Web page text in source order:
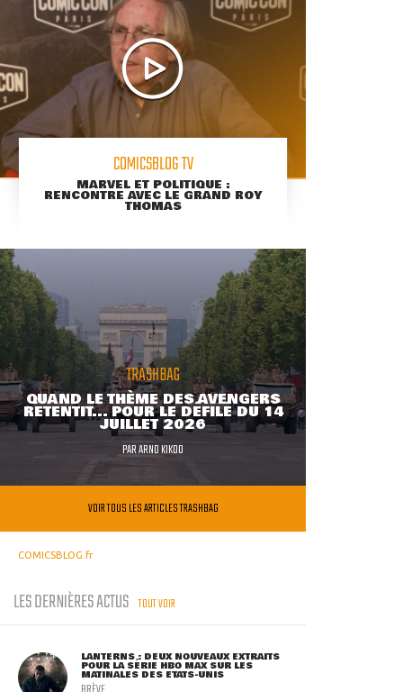
COMICSBLOG TV
MARVEL ET POLITIQUE :
RENCONTRE AVEC LE GRAND ROY
THOMAS
TRASHBAG
QUAND LE THÈME DES AVENGERS
RETENTIT... POUR LE DÉFILÉ DU 14
JUILLET 2026
PARARNO KIKOO
VOIR TOUS LES ARTICLES TRASHBAG
COMICSBLOG.fr
LES DERNIÈRES ACTUS TOUT VOIR
LANTERNS : DEUX NOUVEAUX EXTRAITS
POUR LA SÉRIE HBO MAX SUR LES
MATINALES DES ETATS-UNIS